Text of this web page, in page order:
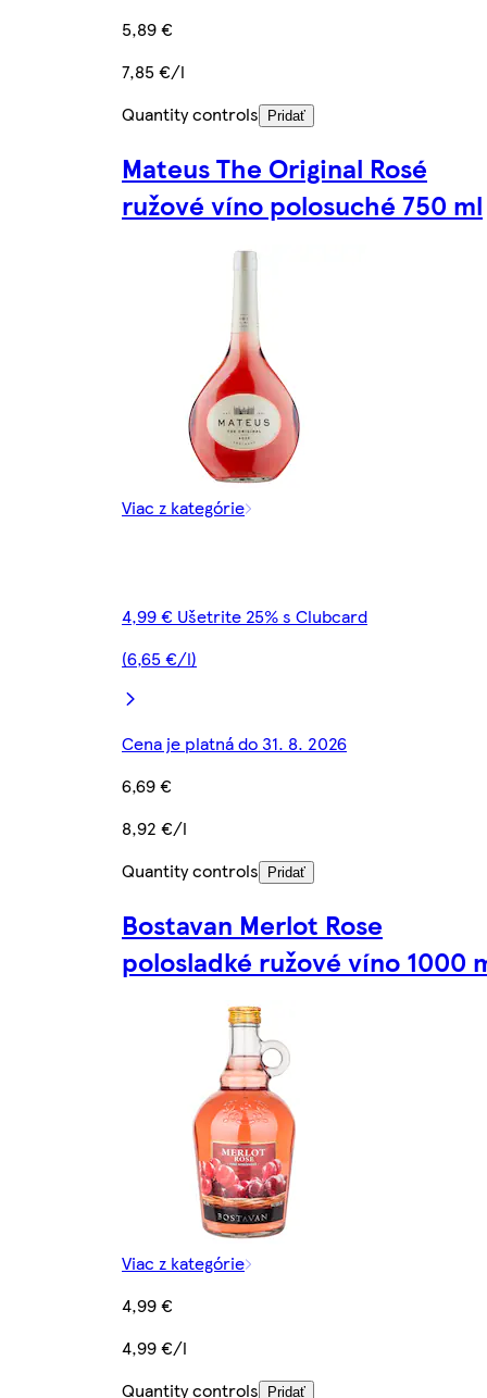
5,89 €
7,85 €/l
Quantity controls
Pridať
Mateus The Original Rosé
ružové víno polosuché 750 ml
Viac z kategórie
4,99 € Ušetrite 25% s Clubcard
(6,65 €/l)
Cena je platná do 31. 8. 2026
6,69 €
8,92 €/l
Quantity controls
Pridať
Bostavan Merlot Rose
polosladké ružové víno 1000
Viac z kategórie
4,99 €
4,99 €/l
Quantity controls
Pridať